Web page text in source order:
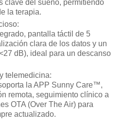
clave del sueño, permitiendo
la terapia.
pantalla táctil de 5
clara de los datos y un
dB), ideal para un descanso
telemedicina:
la APP Sunny Care™,
remota, seguimiento clínico a
OTA (Over The Air) para
actualizado.